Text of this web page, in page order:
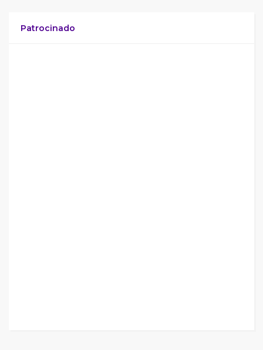
Patrocinado